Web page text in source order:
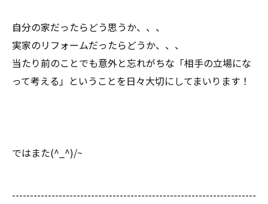
自分の家だったらどう思うか、、、
実家のリフォームだったらどうか、、、
当たり前のことでも意外と忘れがちな「相手の立場にな
って考える」ということを日々大切にしてまいります！
ではまた(^_^)/~
--------------------------------------------------------------------